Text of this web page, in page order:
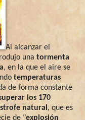
Al alcanzar el
una tormenta
, en la que el aire se
temperaturas
de forma constante
los 170
natural , que es
de "explosión